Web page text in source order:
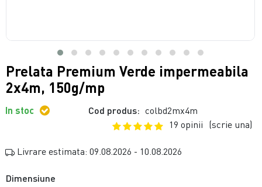
Prelata Premium Verde impermeabila
2x4m, 150g/mp
In stoc Cod produs: colbd2mx4m
19 opinii (scrie una)
Livrare estimata: 09.08.2026 - 10.08.2026
Dimensiune